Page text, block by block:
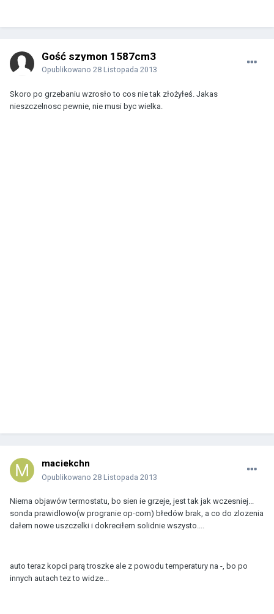
Gość szymon 1587cm3
Opublikowano 28 Listopada 2013
Skoro po grzebaniu wzrosło to cos nie tak złożyłeś. Jakas
nieszczelnosc pewnie, nie musi byc wielka.
maciekchn
Opublikowano 28 Listopada 2013
Niema objawów termostatu, bo sien ie grzeje, jest tak jak wczesniej...
sonda prawidlowo(w progranie op-com) błedów brak, a co do zlozenia
dałem nowe uszczelki i dokreciłem solidnie wszysto....
auto teraz kopci parą troszke ale z powodu temperatury na -, bo po
innych autach tez to widze...